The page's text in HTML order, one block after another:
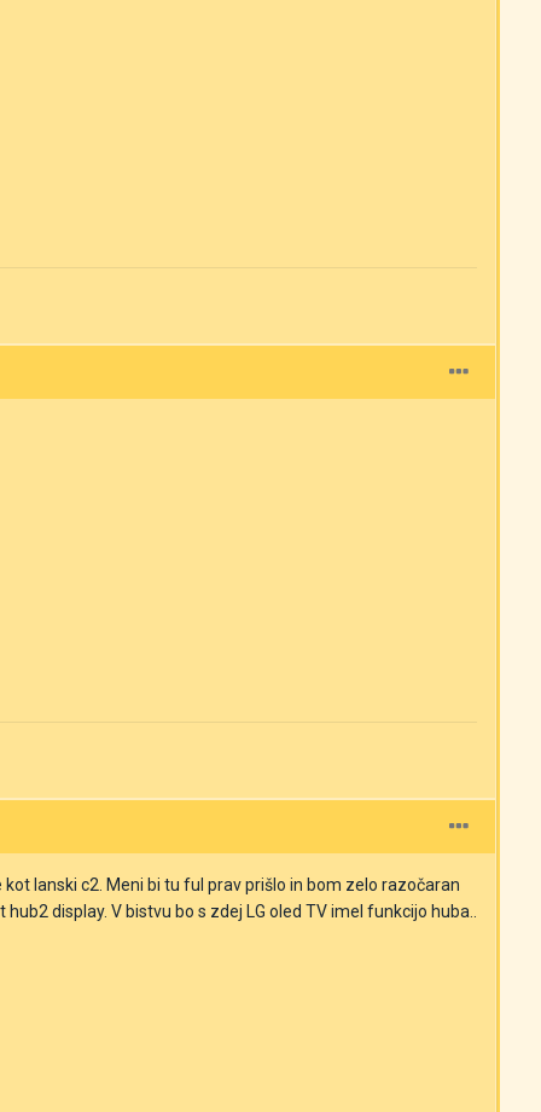
lanski c2. Meni bi tu ful prav prišlo in bom zelo razočaran
display. V bistvu bo s zdej LG oled TV imel funkcijo huba..